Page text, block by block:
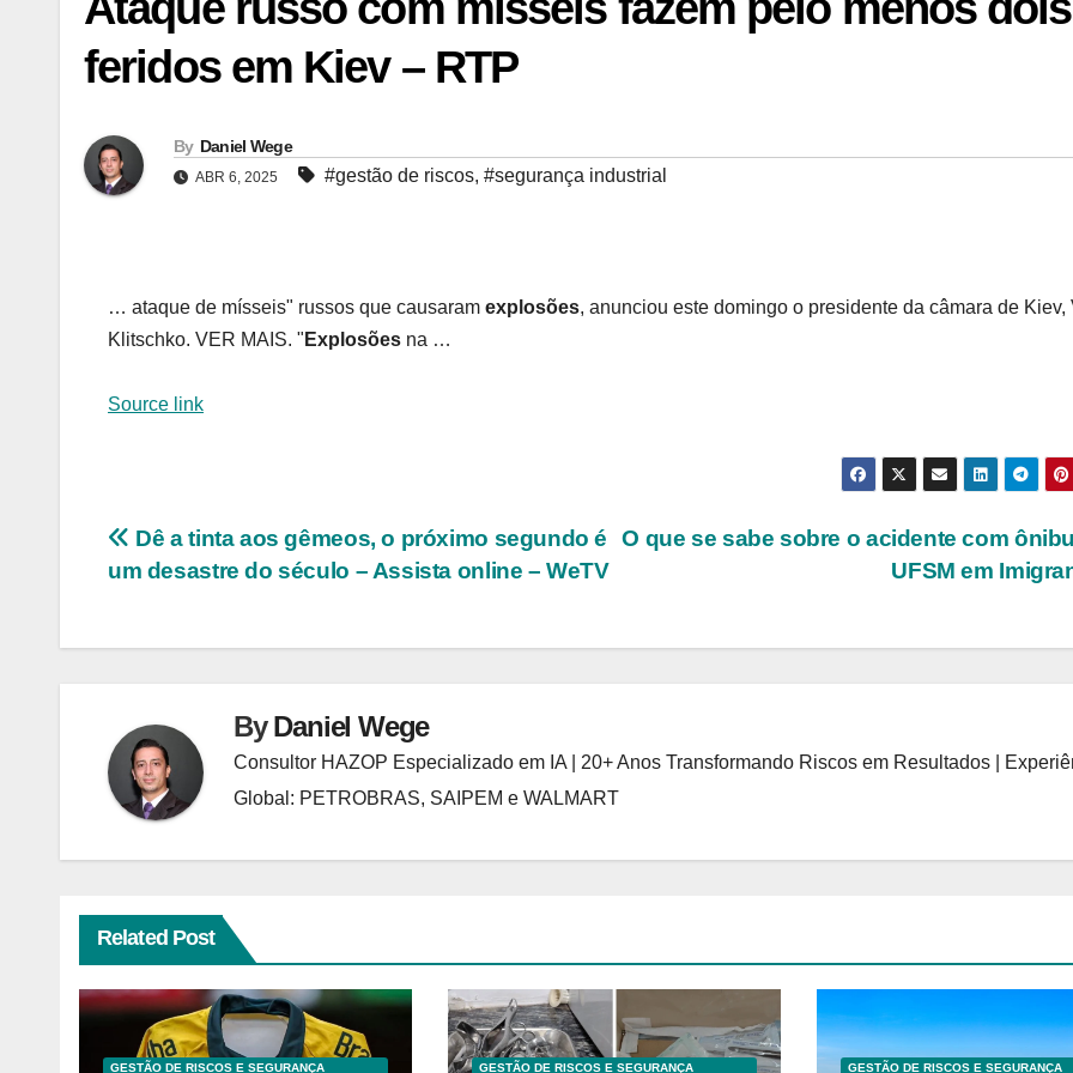
feridos em Kiev – RTP
By Daniel Wege
ABR 6, 2025 #gestão de riscos, #segurança industrial
… ataque de mísseis" russos que causaram explosões, anunciou este domingo o presidente da câmara de Kiev,
Klitschko. VER MAIS. " Explosões na …
Source link
Navegação
Post
O que se sabe sobre o acidente com
UFSM em
Dê a tinta aos gêmeos, o próximo segundo é
um desastre do século – Assista online – WeTV
ByDaniel Wege
Consultor HAZOP Especializado em IA | 20+ Anos Transformando Riscos em Resultados |
Global: PETROBRAS, SAIPEM e WALMART
Related Post
GESTÃO DE RISCOS E SEGURANÇA
GESTÃO DE RISCOS E SEGURANÇA
GESTÃO DE RISCOS E SEGURANÇA